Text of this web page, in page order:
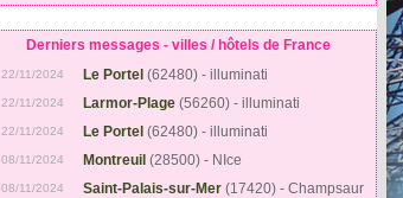
Derniers messages - villes / hôtels de France
22/11/2024 Le Portel (62480) - illuminati
22/11/2024 Larmor-Plage (56260) - illuminati
22/11/2024 Le Portel (62480) - illuminati
08/11/2024 Montreuil (28500) - NIce
08/11/2024 Saint-Palais-sur-Mer (17420) - Champsaur